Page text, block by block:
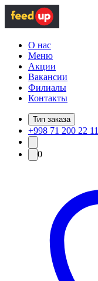
О нас
Меню
Акции
Вакансии
Филиалы
Контакты
Тип заказа
+998 71 200 22 11
0